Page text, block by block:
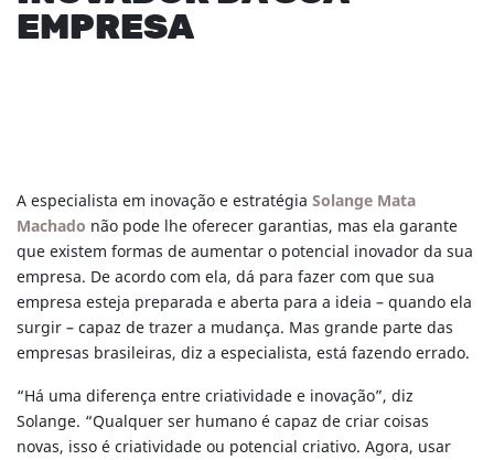
EMPRESA
A especialista em inovação e estratégia Solange Mata
Machado não pode lhe oferecer garantias, mas ela garante
que existem formas de aumentar o potencial inovador da sua
empresa. De acordo com ela, dá para fazer com que sua
empresa esteja preparada e aberta para a ideia – quando ela
surgir – capaz de trazer a mudança. Mas grande parte das
empresas brasileiras, diz a especialista, está fazendo errado.
“Há uma diferença entre criatividade e inovação”, diz
Solange. “Qualquer ser humano é capaz de criar coisas
novas, isso é criatividade ou potencial criativo. Agora, usar